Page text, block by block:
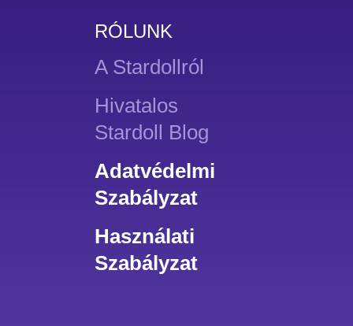
RÓLUNK
A Stardollról
Hivatalos
Stardoll Blog
Adatvédelmi
Szabályzat
Használati
Szabályzat